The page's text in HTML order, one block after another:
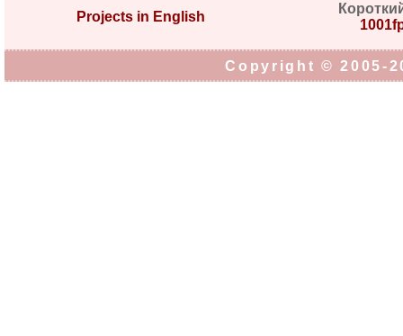
Projects in English
Copyright © 2005-